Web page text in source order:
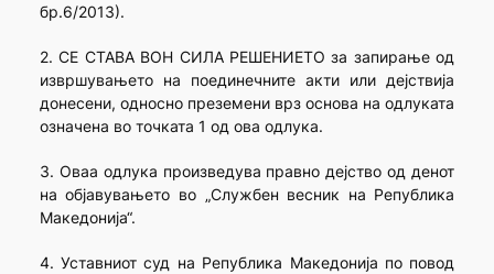
бр.6/2013).
2. СЕ СТАВА ВОН СИЛА РЕШЕНИЕТО за запирање од
извршувањето на поединечните акти или дејствија
донесени, односно преземени врз основа на одлуката
означена во точката 1 од ова одлука.
3. Оваа одлука произведува правно дејство од денот
на објавувањето во „Службен весник на Република
Македонија“.
4. Уставниот суд на Република Македонија по повод